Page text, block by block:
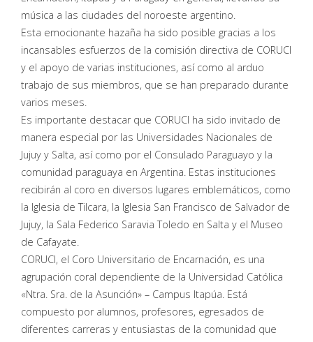
música a las ciudades del noroeste argentino.
Esta emocionante hazaña ha sido posible gracias a los
incansables esfuerzos de la comisión directiva de CORUCI
y el apoyo de varias instituciones, así como al arduo
trabajo de sus miembros, que se han preparado durante
varios meses.
Es importante destacar que CORUCI ha sido invitado de
manera especial por las Universidades Nacionales de
Jujuy y Salta, así como por el Consulado Paraguayo y la
comunidad paraguaya en Argentina. Estas instituciones
recibirán al coro en diversos lugares emblemáticos, como
la Iglesia de Tilcara, la Iglesia San Francisco de Salvador de
Jujuy, la Sala Federico Saravia Toledo en Salta y el Museo
de Cafayate.
CORUCI, el Coro Universitario de Encarnación, es una
agrupación coral dependiente de la Universidad Católica
«Ntra. Sra. de la Asunción» – Campus Itapúa. Está
compuesto por alumnos, profesores, egresados de
diferentes carreras y entusiastas de la comunidad que